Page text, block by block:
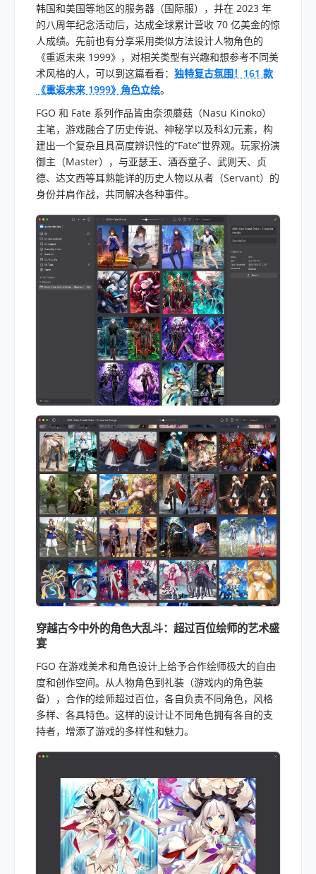
韩国和美国等地区的服务器（国际服），并在 2023 年
的八周年纪念活动后，达成全球累计营收 70 亿美金的惊
人成绩。先前也有分享采用类似方法设计人物角色的
《重返未来 1999》，对相关类型有兴趣和想参考不同美
术风格的人，可以到这篇看看： 独特复古氛围！161 款
《重返未来 1999》角色立绘。
FGO 和 Fate 系列作品皆由奈须蘑菇（Nasu Kinoko）
主笔，游戏融合了历史传说、神秘学以及科幻元素，构
建出一个复杂且具高度辨识性的“Fate”世界观。玩家扮演
御主（Master），与亚瑟王、酒吞童子、武则天、贞
德、达文西等耳熟能详的历史人物以从者（Servant）的
身份并肩作战，共同解决各种事件。
穿越古今中外的角色大乱斗：超过百位绘师的艺术盛
宴
FGO 在游戏美术和角色设计上给予合作绘师极大的自由
度和创作空间。从人物角色到礼装（游戏内的角色装
备），合作的绘师超过百位，各自负责不同角色，风格
多样、各具特色。这样的设计让不同角色拥有各自的支
持者，增添了游戏的多样性和魅力。